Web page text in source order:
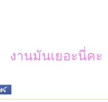
งานมันเยอะนี่ค